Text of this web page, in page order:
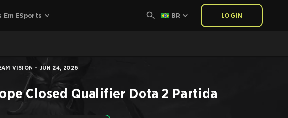
Em ESports BR LOGIN
VISION - JUN 24, 2026
Closed Qualifier Dota 2 Partida